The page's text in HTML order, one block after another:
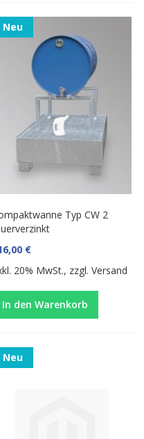
Neu
Typ CW 2
€
20% MwSt., zzgl.Versand
In den Warenkorb
Neu